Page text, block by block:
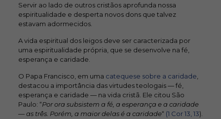
Servir ao lado de outros cristãos aprofunda nossa
espiritualidade e desperta novos dons que talvez
estavam adormecidos.
A vida espiritual dos leigos deve ser caracterizada por
uma espiritualidade própria, que se desenvolve na fé,
esperança e caridade.
O Papa Francisco, em uma catequese sobre a caridade
destacou a importância das virtudes teologais — fé,
esperança e caridade — na vida cristã. Ele citou São
Paulo: “Por ora subsistem a fé, a esperança e a caridade
—as três. Porém, a maior delas é a caridade“ (1 Cor 13, 13).